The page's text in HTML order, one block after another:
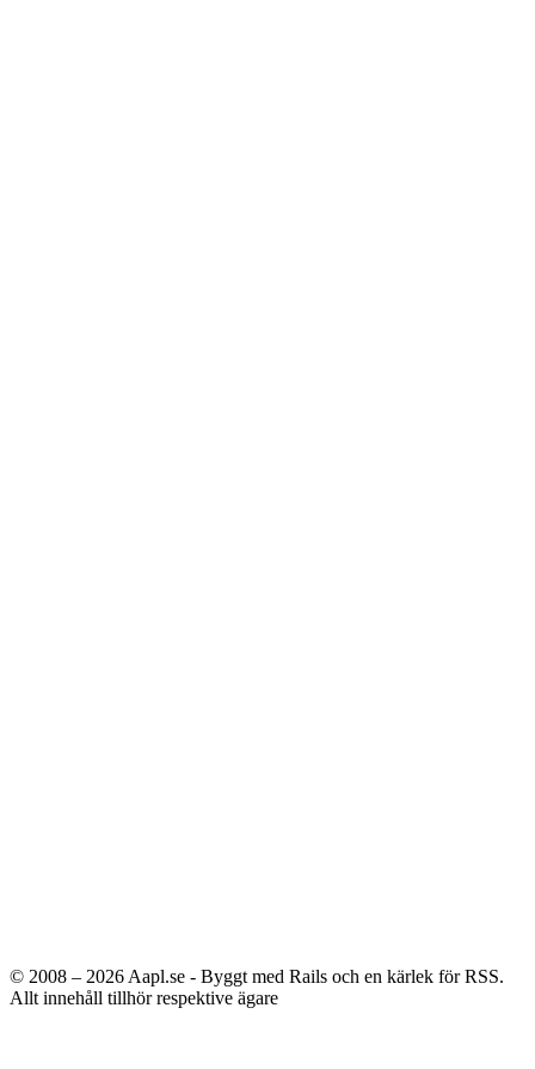
© 2008 – 2026 Aapl.se - Byggt med Rails och en kärlek för RSS.
Allt innehåll tillhör respektive ägare